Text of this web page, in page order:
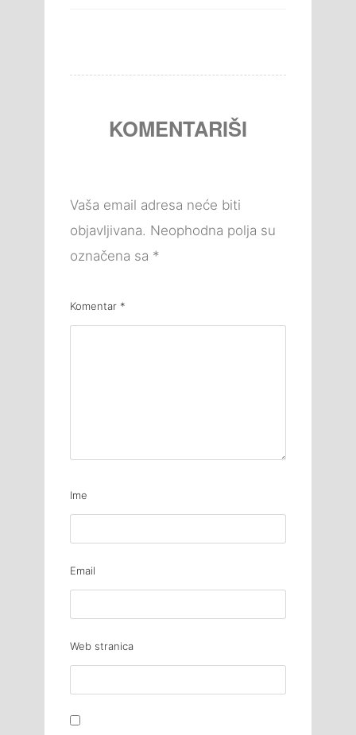
KOMENTARIŠI
Vaša email adresa neće biti
objavljivana. Neophodna polja su
označena sa *
Komentar *
Ime
Email
Web stranica